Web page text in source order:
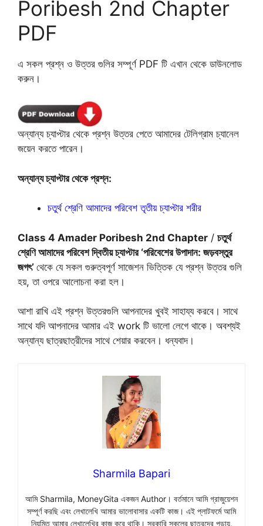
Poribesh 2nd Chapter
PDF
এ সকল প্রশ্ন ও উত্তর গুলির সম্পূর্ণ PDF টি এখান থেকে ডাউনলোড
করুন।
অন্যান্য চ্যাপ্টার থেকে প্রশ্ন উত্তর পেতে আমাদের টেলিগ্রাম চ্যানেল
জয়েন করতে পারেন।
অন্যান্য চ্যাপ্টার থেকে প্রশ্ন:
চতুর্থ শ্রেণি আমাদের পরিবেশ তৃতীয় চ্যাপ্টার শরীর
Class 4 Amader Poribesh 2nd Chapter / চতুর্থ
শ্রেণি আমাদের পরিবেশ দ্বিতীয় চ্যাপ্টার ‘পরিবেশের উপাদান: জড়বস্তুর
জগৎ’ থেকে যে সকল গুরুত্বপূর্ণ সাজেশন ভিত্তিক যে প্রশ্ন উত্তর গুলি
হয়, তা ওপরে আলোচনা করা হল।
আশা রাখি এই প্রশ্ন উত্তরগুলি আপনাদের খুবই সাহায্য করবে। সাথে
সাথে যদি আপনাদের আমার এই work টি ভালো লেগে থাকে। অবশ্যই
অন্যান্য ছাত্রছাত্রীদের সাথে শেয়ার করবেন। ধন্যবাদ।
Sharmila Bapari
আমি Sharmila, MoneyGita একজন Author। বর্তমানে আমি গ্রাজুয়েশন
সম্পূর্ণ করছি এবং লেখালেখি আমার ভালোবাসার একটি কাজ। এই প্লাটফর্মে আমি
নিয়মিত আমার লেখালেখির কাজ করে থাকি। সরকারি স্কুলের ছাত্রদের পড়ায়,